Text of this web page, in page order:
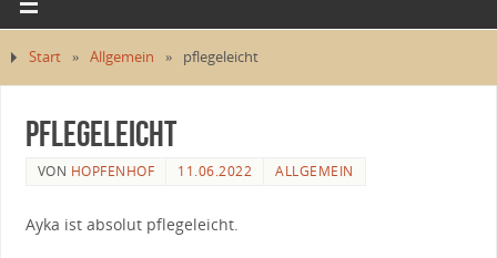
Start » Allgemein » pflegeleicht
pflegeleicht
VON HOPFENHOF 11.06.2022 ALLGEMEIN
Ayka ist absolut pflegeleicht.